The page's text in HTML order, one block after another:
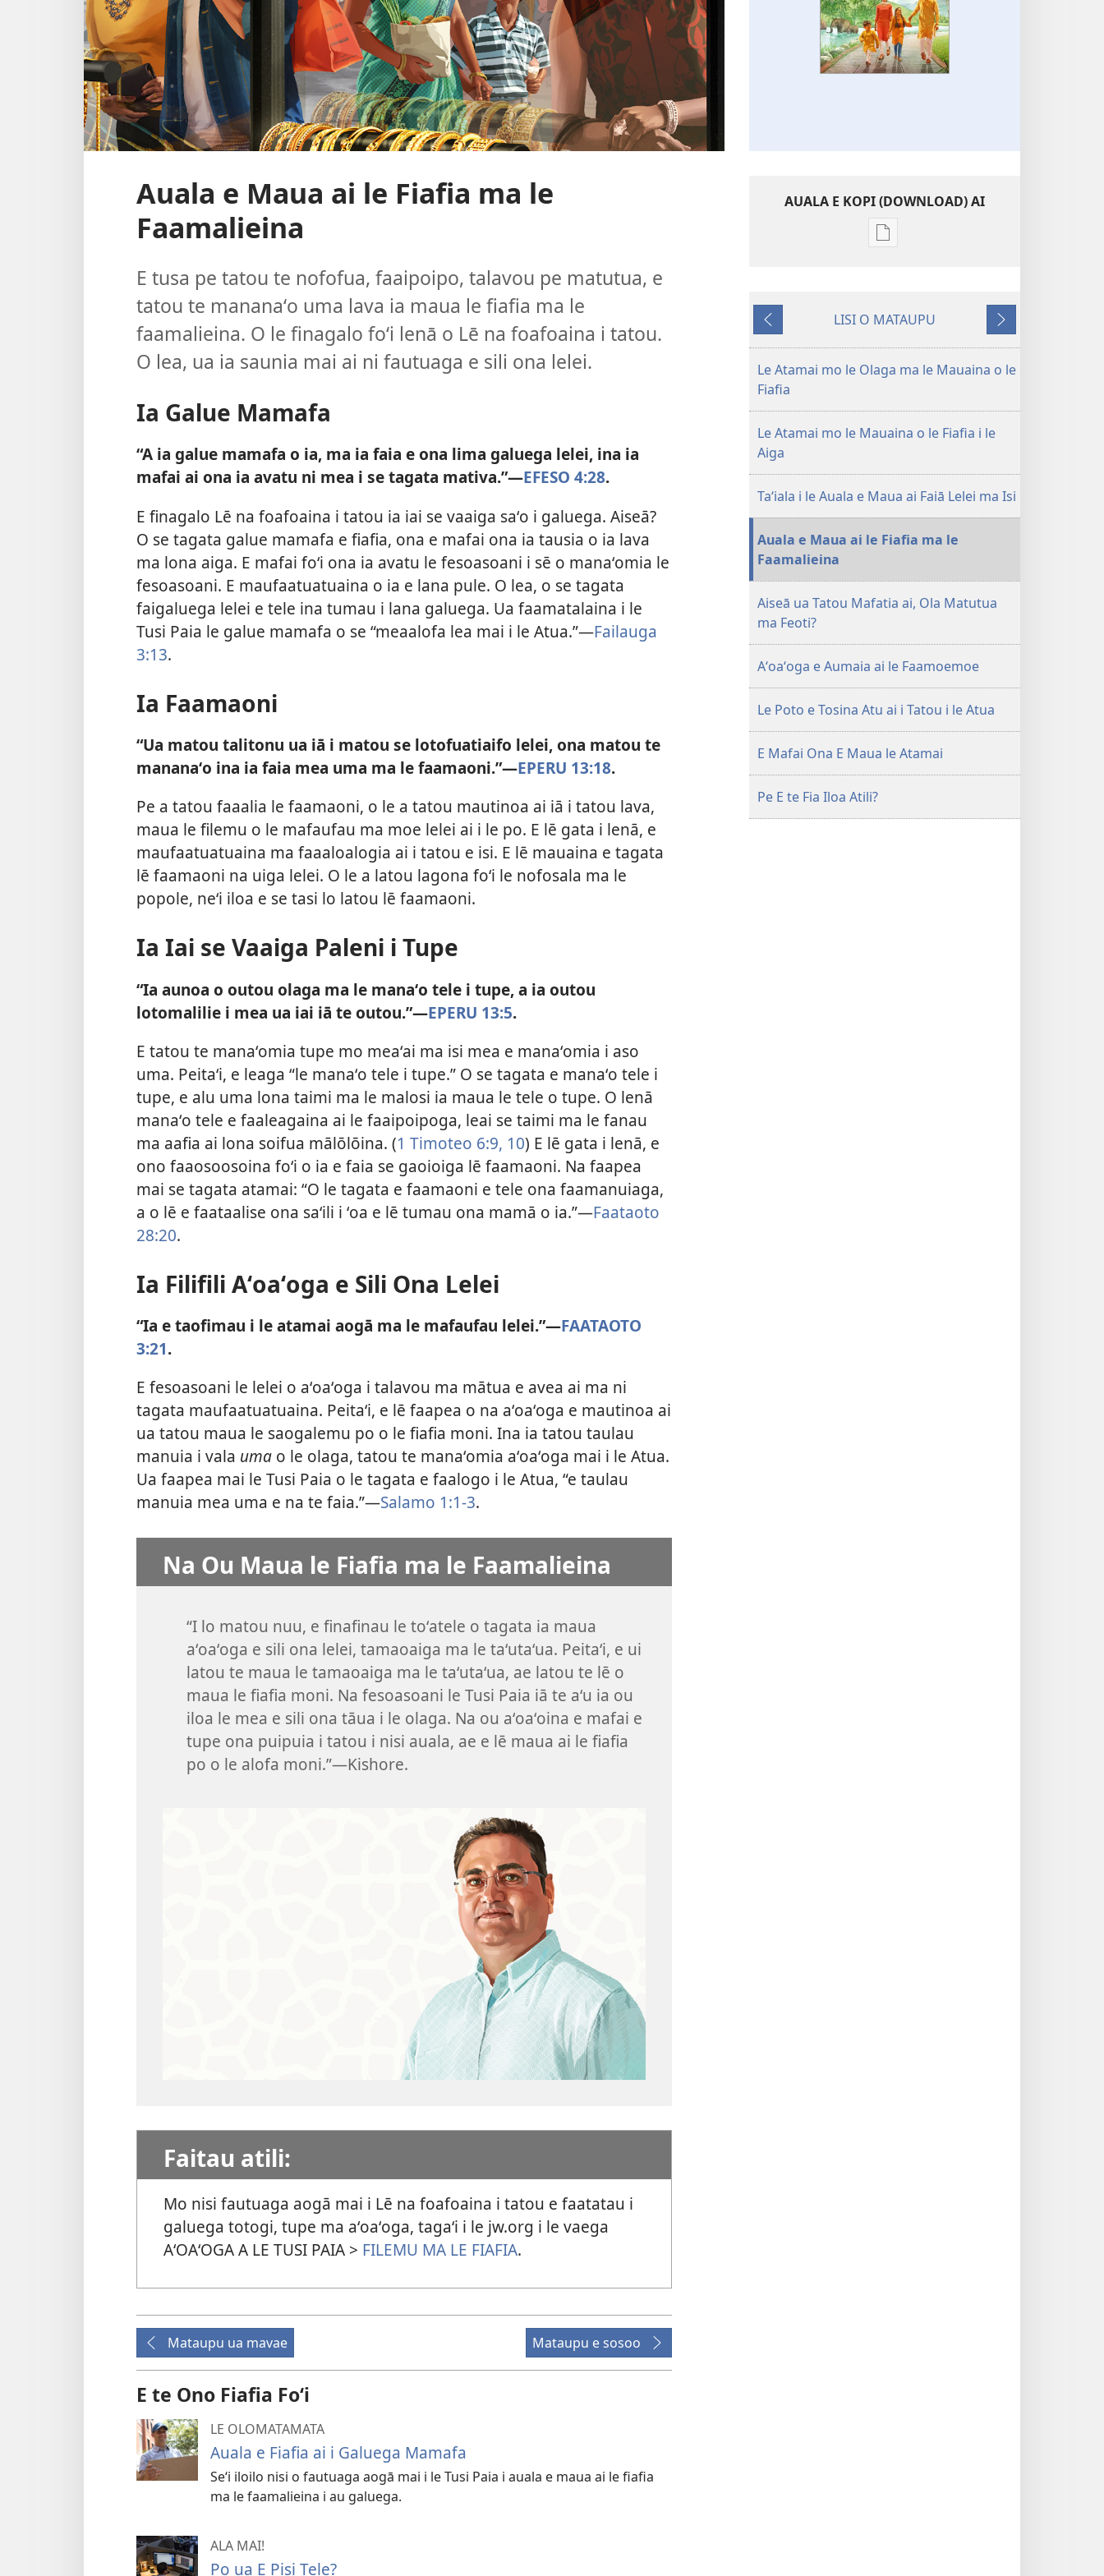
Auala e Maua ai le Fiafia ma le
Faamalieina
E tusa pe tatou te nofofua, faaipoipo, talavou pe matutua, e
tatou te mananaʻo uma lava ia maua le fiafia ma le
faamalieina. O le finagalo foʻi lenā o Lē na foafoaina i tatou.
O lea, ua ia saunia mai ai ni fautuaga e sili ona lelei.
Ia Galue Mamafa
“A ia galue mamafa o ia, ma ia faia e ona lima galuega lelei, ina ia
mafai ai ona ia avatu ni mea i se tagata mativa.”​—EFESO 4:28.
E finagalo Lē na foafoaina i tatou ia iai se vaaiga saʻo i galuega. Aiseā?
O se tagata galue mamafa e fiafia, ona e mafai ona ia tausia o ia lava
ma lona aiga. E mafai foʻi ona ia avatu le fesoasoani i sē o manaʻomia le
fesoasoani. E maufaatuatuaina o ia e lana pule. O lea, o se tagata
faigaluega lelei e tele ina tumau i lana galuega. Ua faamatalaina i le
Tusi Paia le galue mamafa o se “meaalofa lea mai i le Atua.”​—Failauga
3:13.
Ia Faamaoni
“Ua matou talitonu ua iā i matou se lotofuatiaifo lelei, ona matou te
mananaʻo ina ia faia mea uma ma le faamaoni.”​—EPERU 13:18.
Pe a tatou faaalia le faamaoni, o le a tatou mautinoa ai iā i tatou lava,
maua le filemu o le mafaufau ma moe lelei ai i le po. E lē gata i lenā, e
maufaatuatuaina ma faaaloalogia ai i tatou e isi. E lē mauaina e tagata
lē faamaoni na uiga lelei. O le a latou lagona foʻi le nofosala ma le
popole, neʻi iloa e se tasi lo latou lē faamaoni.
Ia Iai se Vaaiga Paleni i Tupe
“Ia aunoa o outou olaga ma le manaʻo tele i tupe, a ia outou
lotomalilie i mea ua iai iā te outou.”​—EPERU 13:5.
E tatou te manaʻomia tupe mo meaʻai ma isi mea e manaʻomia i aso
uma. Peitaʻi, e leaga “le manaʻo tele i tupe.” O se tagata e manaʻo tele i
tupe, e alu uma lona taimi ma le malosi ia maua le tele o tupe. O lenā
manaʻo tele e faaleagaina ai le faaipoipoga, leai se taimi ma le fanau
ma aafia ai lona soifua mālōlōina. (1 Timoteo 6:9, 10) E lē gata i lenā, e
ono faaosoosoina foʻi o ia e faia se gaoioiga lē faamaoni. Na faapea
mai se tagata atamai: “O le tagata e faamaoni e tele ona faamanuiaga,
a o lē e faataalise ona saʻili i ʻoa e lē tumau ona mamā o ia.”​—Faataoto
28:20.
Ia Filifili Aʻoaʻoga e Sili Ona Lelei
“Ia e taofimau i le atamai aogā ma le mafaufau lelei.”​—FAATAOTO
3:21.
E fesoasoani le lelei o aʻoaʻoga i talavou ma mātua e avea ai ma ni
tagata maufaatuatuaina. Peitaʻi, e lē faapea o na aʻoaʻoga e mautinoa ai
ua tatou maua le saogalemu po o le fiafia moni. Ina ia tatou taulau
manuia i vala uma o le olaga, tatou te manaʻomia aʻoaʻoga mai i le Atua.
Ua faapea mai le Tusi Paia o le tagata e faalogo i le Atua, “e taulau
manuia mea uma e na te faia.”​—Salamo 1:1-3.
Na Ou Maua le Fiafia ma le Faamalieina
“I lo matou nuu, e finafinau le toʻatele o tagata ia maua
aʻoaʻoga e sili ona lelei, tamaoaiga ma le taʻutaʻua. Peitaʻi, e ui
latou te maua le tamaoaiga ma le taʻutaʻua, ae latou te lē o
maua le fiafia moni. Na fesoasoani le Tusi Paia iā te aʻu ia ou
iloa le mea e sili ona tāua i le olaga. Na ou aʻoaʻoina e mafai e
tupe ona puipuia i tatou i nisi auala, ae e lē maua ai le fiafia
po o le alofa moni.”​—Kishore.
Faitau atili:
Mo nisi fautuaga aogā mai i Lē na foafoaina i tatou e faatatau i
galuega totogi, tupe ma aʻoaʻoga, tagaʻi i le jw.org i le vaega
AʻOAʻOGA A LE TUSI PAIA > FILEMU MA LE FIAFIA.
Mataupu ua mavae Mataupu e sosoo
E te Ono Fiafia Foʻi
LE OLOMATAMATA
Auala e Fiafia ai i Galuega Mamafa
Seʻi iloilo nisi o fautuaga aogā mai i le Tusi Paia i auala e maua ai le fiafia
ma le faamalieina i au galuega.
ALA MAI!
Po ua E Pisi Tele?
AUALA E KOPI (DOWNLOAD) AI
Vaega
se
MAI!
mo
Olaga
ma
le
Mauaina
le
Fiafia
Mataupu
ua
mavae
LISI O MATAUPU
Mataupu
e
sosoo
Le Atamai mo le Olaga ma le Mauaina o le
Fiafia
Le Atamai mo le Mauaina o le Fiafia i le
Aiga
Taʻiala i le Auala e Maua ai Faiā Lelei ma Isi
Auala e Maua ai le Fiafia ma le
Faamalieina
Aiseā ua Tatou Mafatia ai, Ola Matutua
ma Feoti?
Aʻoaʻoga e Aumaia ai le Faamoemoe
Le Poto e Tosina Atu ai i Tatou i le Atua
E Mafai Ona E Maua le Atamai
Pe E te Fia Iloa Atili?